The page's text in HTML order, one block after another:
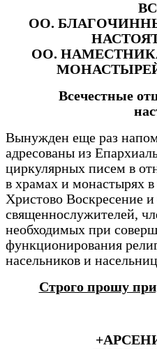
ОО.
ОО.
Всечестные
Вынужден еще раз
адресованы из
циркулярных писем в
в храмах и монастырях
Христово Воскресение
священнослужителей,
необходимых при
функционирования
насельников и
Строго прошу